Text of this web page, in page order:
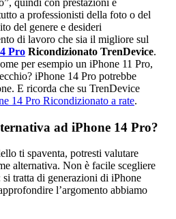
a professionisti della foto o del
del genere e desideri
di lavoro che sia il migliore sul
Pro Ricondizionato TrenDevice.
per esempio un iPhone 11 Pro,
iPhone 14 Pro potrebbe
E ricorda che su TrenDevice
14 Pro Ricondizionato a rate.
ad iPhone 14 Pro?
ti spaventa, potresti valutare
alternativa. Non è facile scegliere
tratta di generazioni di iPhone
l’argomento abbiamo